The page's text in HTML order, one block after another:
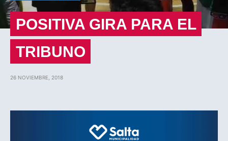
POSITIVA GIRA PARA EL
TRIBUNO
26 NOVIEMBRE, 2018